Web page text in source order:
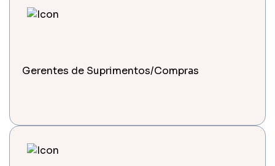
Gerentes de Suprimentos/Compras